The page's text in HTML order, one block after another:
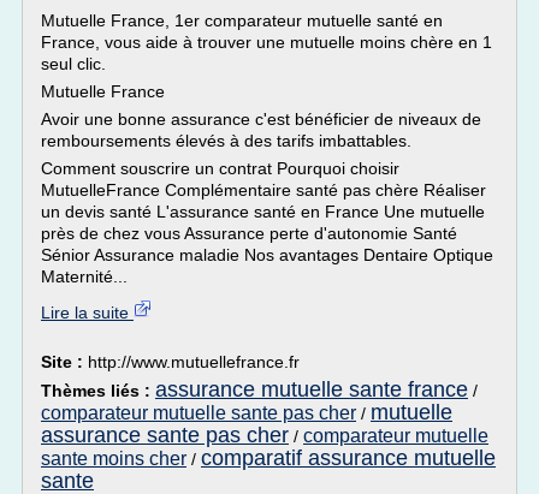
Mutuelle France, 1er comparateur mutuelle santé en
France, vous aide à trouver une mutuelle moins chère en 1
seul clic.
Mutuelle France
Avoir une bonne assurance c'est bénéficier de niveaux de
remboursements élevés à des tarifs imbattables.
Comment souscrire un contrat Pourquoi choisir
MutuelleFrance Complémentaire santé pas chère Réaliser
un devis santé L'assurance santé en France Une mutuelle
près de chez vous Assurance perte d'autonomie Santé
Sénior Assurance maladie Nos avantages Dentaire Optique
Maternité...
Lire la suite
Site : http://www.mutuellefrance.fr
Thèmes liés : assurance mutuelle sante france /
comparateur mutuelle sante pas cher / mutuelle
assurance sante pas cher / comparateur mutuelle
sante moins cher / comparatif assurance mutuelle
sante